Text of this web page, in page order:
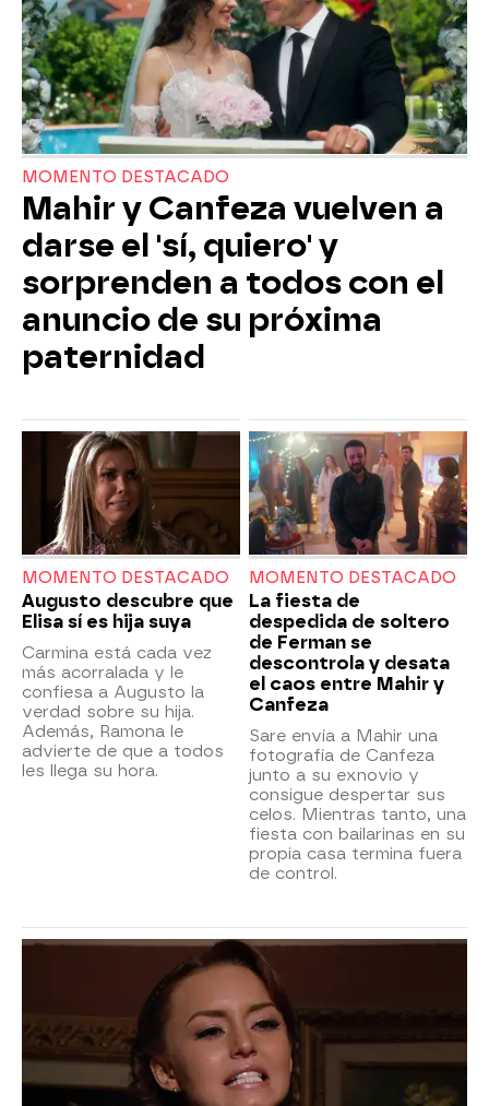
MOMENTO DESTACADO
Mahir y Canfeza vuelven a
darse el 'sí, quiero' y
sorprenden a todos con el
anuncio de su próxima
paternidad
MOMENTO DESTACADO
Augusto descubre que
Elisa sí es hija suya
Carmina está cada vez
más acorralada y le
confiesa a Augusto la
verdad sobre su hija.
Además, Ramona le
advierte de que a todos
les llega su hora.
MOMENTO DESTACADO
La fiesta de
despedida de soltero
de Ferman se
descontrola y desata
el caos entre Mahir y
Canfeza
Sare envía a Mahir una
fotografía de Canfeza
junto a su exnovio y
consigue despertar sus
celos. Mientras tanto, una
fiesta con bailarinas en su
propia casa termina fuera
de control.